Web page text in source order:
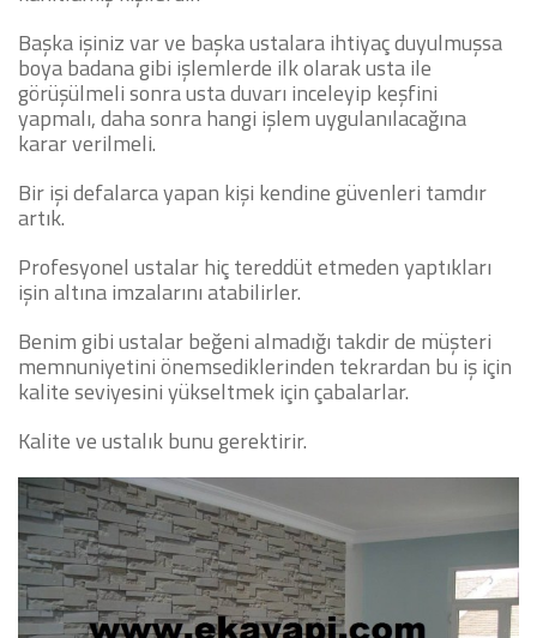
Başka işiniz var ve başka ustalara ihtiyaç duyulmuşsa
boya badana gibi işlemlerde ilk olarak usta ile
görüşülmeli sonra usta duvarı inceleyip keşfini
yapmalı, daha sonra hangi işlem uygulanılacağına
karar verilmeli.
Bir işi defalarca yapan kişi kendine güvenleri tamdır
artık.
Profesyonel ustalar hiç tereddüt etmeden yaptıkları
işin altına imzalarını atabilirler.
Benim gibi ustalar beğeni almadığı takdir de müşteri
memnuniyetini önemsediklerinden tekrardan bu iş için
kalite seviyesini yükseltmek için çabalarlar.
Kalite ve ustalık bunu gerektirir.